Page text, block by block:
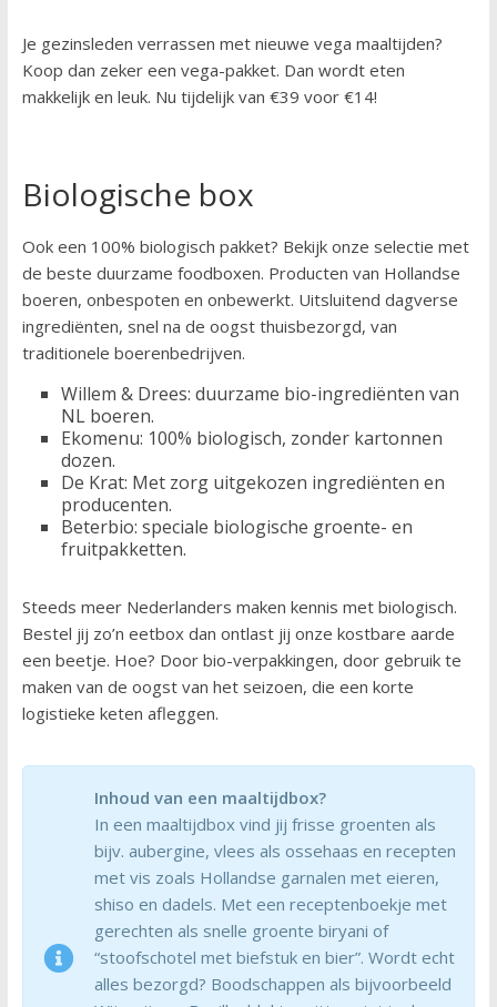
Je gezinsleden verrassen met nieuwe vega maaltijden?
Koop dan zeker een vega-pakket. Dan wordt eten
makkelijk en leuk. Nu tijdelijk van €39 voor €14!
Biologische box
Ook een 100% biologisch pakket? Bekijk onze selectie met
de beste duurzame foodboxen. Producten van Hollandse
boeren, onbespoten en onbewerkt. Uitsluitend dagverse
ingrediënten, snel na de oogst thuisbezorgd, van
traditionele boerenbedrijven.
Willem & Drees: duurzame bio-ingrediënten van
NL boeren.
Ekomenu: 100% biologisch, zonder kartonnen
dozen.
De Krat: Met zorg uitgekozen ingrediënten en
producenten.
Beterbio: speciale biologische groente- en
fruitpakketten.
Steeds meer Nederlanders maken kennis met biologisch.
Bestel jij zo’n eetbox dan ontlast jij onze kostbare aarde
een beetje. Hoe? Door bio-verpakkingen, door gebruik te
maken van de oogst van het seizoen, die een korte
logistieke keten afleggen.
Inhoud van een maaltijdbox?
In een maaltijdbox vind jij frisse groenten als
bijv. aubergine, vlees als ossehaas en recepten
met vis zoals Hollandse garnalen met eieren,
shiso en dadels. Met een receptenboekje met
gerechten als snelle groente biryani of
“stoofschotel met biefstuk en bier”. Wordt echt
alles bezorgd? Boodschappen als bijvoorbeeld